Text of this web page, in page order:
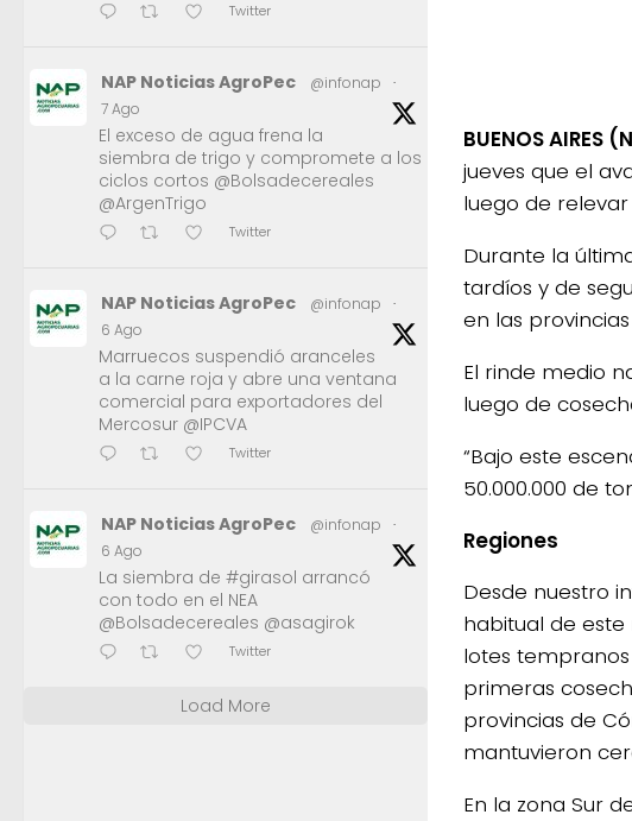
BUENOS AIRES
jueves que el
luego de
Durante la
tardíos y de
en las
El rinde medio
luego de
“Bajo este
50.000.000 de
Regiones
Desde nuestro
habitual de
lotes
primeras
provincias de
mantuvieron
En la zona Sur
Twitter
NAP Noticias AgroPec @infonap
·
7 Ago
El exceso de agua frena la
siembra de trigo y compromete a los
ciclos cortos @Bolsadecereales
@ArgenTrigo
Twitter
NAP Noticias AgroPec @infonap
·
6 Ago
Marruecos suspendió aranceles
a la carne roja y abre una ventana
comercial para exportadores del
Mercosur @IPCVA
Twitter
NAP Noticias AgroPec @infonap
·
6 Ago
La siembra de #girasol arrancó
con todo en el NEA
@Bolsadecereales @asagirok
Twitter
Load More